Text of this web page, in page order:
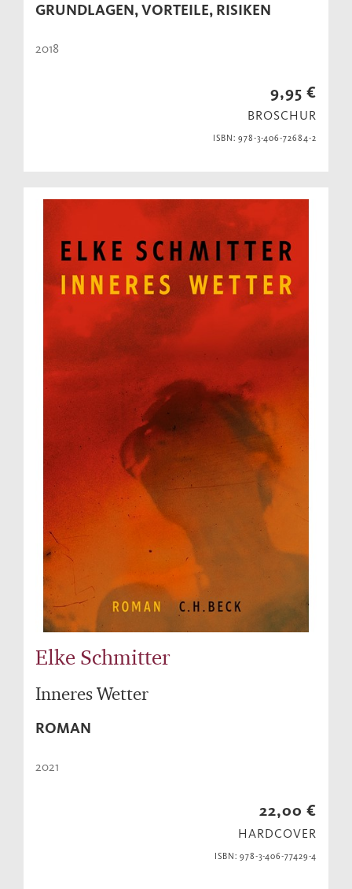
GRUNDLAGEN, VORTEILE, RISIKEN
2018
9,95 €
BROSCHUR
ISBN: 978-3-406-72684-2
Elke Schmitter
Inneres Wetter
ROMAN
2021
22,00 €
HARDCOVER
ISBN: 978-3-406-77429-4